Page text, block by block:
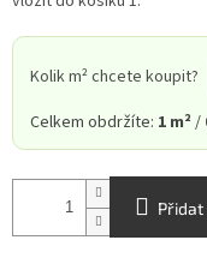
Kolik m² chcete koupit?
Celkem obdržíte: 1 m²/
Přidat